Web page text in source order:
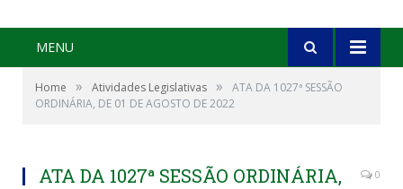
MENU
Home » Atividades Legislativas »
ATA DA 1027ª SESSÃO
ORDINÁRIA, DE 01 DE AGOSTO DE 2022
ATA DA 1027ª SESSÃO ORDINÁRIA,
0